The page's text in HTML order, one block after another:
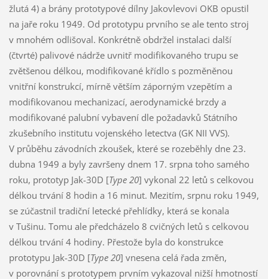
žlutá 4) a brány prototypové dílny Jakovlevovi OKB opustil
na jaře roku 1949. Od prototypu prvního se ale tento stroj
v mnohém odlišoval. Konkrétně obdržel instalaci další
(čtvrté) palivové nádrže uvnitř modifikovaného trupu se
zvětšenou délkou, modifikované křídlo s pozměněnou
vnitřní konstrukcí, mírně větším záporným vzepětím a
modifikovanou mechanizací, aerodynamické brzdy a
modifikované palubní vybavení dle požadavků Státního
zkušebního institutu vojenského letectva (GK NII VVS).
V průběhu závodních zkoušek, které se rozeběhly dne 23.
dubna 1949 a byly završeny dnem 17. srpna toho samého
roku, prototyp Jak-30D [Type 20] vykonal 22 letů s celkovou
délkou trvání 8 hodin a 16 minut. Mezitím, srpnu roku 1949,
se zúčastnil tradiční letecké přehlídky, která se konala
v Tušinu. Tomu ale předcházelo 8 cvičných letů s celkovou
délkou trvání 4 hodiny. Přestože byla do konstrukce
prototypu Jak-30D [Type 20] vnesena celá řada změn,
v porovnání s prototypem prvním vykazoval nižší hmotností